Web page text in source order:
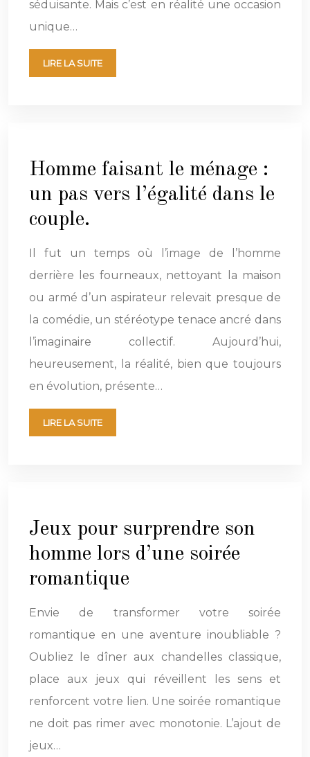
séduisante. Mais c’est en réalité une occasion
unique…
LIRE LA SUITE
Homme faisant le ménage :
un pas vers l’égalité dans le
couple.
Il fut un temps où l’image de l’homme
derrière les fourneaux, nettoyant la maison
ou armé d’un aspirateur relevait presque de
la comédie, un stéréotype tenace ancré dans
l’imaginaire collectif. Aujourd’hui,
heureusement, la réalité, bien que toujours
en évolution, présente…
LIRE LA SUITE
Jeux pour surprendre son
homme lors d’une soirée
romantique
Envie de transformer votre soirée
romantique en une aventure inoubliable ?
Oubliez le dîner aux chandelles classique,
place aux jeux qui réveillent les sens et
renforcent votre lien. Une soirée romantique
ne doit pas rimer avec monotonie. L’ajout de
jeux…